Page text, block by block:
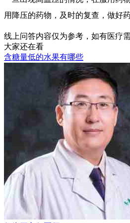
用降压的药物，及时的复查，做好
线上问答内容仅为参考，如有医疗
大家还在看
含糖量低的水果有哪些